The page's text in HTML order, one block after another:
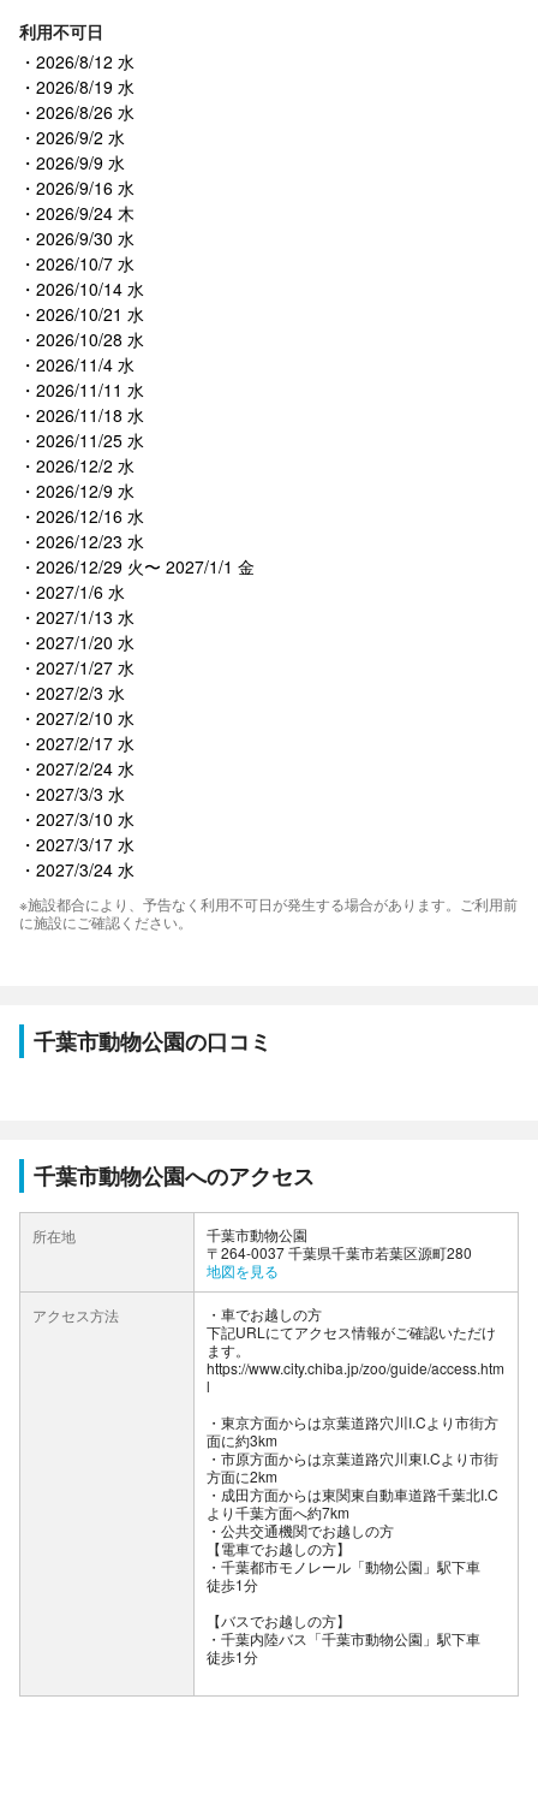
利用不可日
2026/8/12 水
2026/8/19 水
2026/8/26 水
2026/9/2 水
2026/9/9 水
2026/9/16 水
2026/9/24 木
2026/9/30 水
2026/10/7 水
2026/10/14 水
2026/10/21 水
2026/10/28 水
2026/11/4 水
2026/11/11 水
2026/11/18 水
2026/11/25 水
2026/12/2 水
2026/12/9 水
2026/12/16 水
2026/12/23 水
2026/12/29 火〜 2027/1/1 金
2027/1/6 水
2027/1/13 水
2027/1/20 水
2027/1/27 水
2027/2/3 水
2027/2/10 水
2027/2/17 水
2027/2/24 水
2027/3/3 水
2027/3/10 水
2027/3/17 水
2027/3/24 水
※施設都合により、予告なく利用不可日が発生する場合があります。ご利用前
に施設にご確認ください。
千葉市動物公園の口コミ
千葉市動物公園へのアクセス
所在地
千葉市動物公園
〒264-0037 千葉県千葉市若葉区源町280
地図を見る
アクセス方法
車でお越しの方
下記URLにてアクセス情報がご確認いただけ
ます。
https://www.city.chiba.jp/zoo/guide/access.htm
l
・東京方面からは京葉道路穴川I.Cより市街方
面に約3km
・市原方面からは京葉道路穴川東I.Cより市街
方面に2km
・成田方面からは東関東自動車道路千葉北I.C
より千葉方面へ約7km
公共交通機関でお越しの方
【電車でお越しの方】
・千葉都市モノレール「動物公園」駅下車
徒歩1分
【バスでお越しの方】
・千葉内陸バス「千葉市動物公園」駅下車
徒歩1分